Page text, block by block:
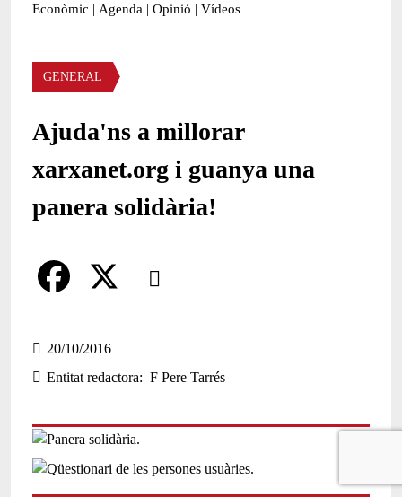
Econòmic | Agenda | Opinió | Vídeos
Àmbit de la notícia
GENERAL
Ajuda'ns a millorar
xarxanet.org i guanya una
panera solidària!
Comparteix
a
c
b
o
20/10/2016
Entitat redactora
F Pere Tarrés